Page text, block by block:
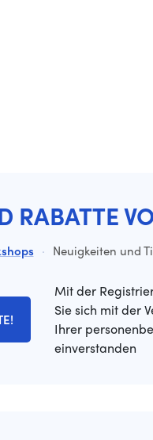
RABATTE
· Neuigkeiten und
Mit der
Sie sich mit der
Ihrer
einverstanden